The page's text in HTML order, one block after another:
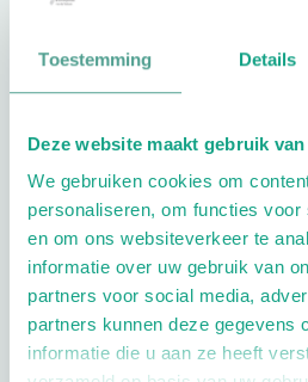
Toestemming Details
Deze website maakt gebruik
We gebruiken cookies om
personaliseren, om functies voor
en om ons websiteverkeer te
informatie over uw gebruik van
partners voor social media,
partners kunnen deze gegevens
informatie die u aan ze heeft
Aandachtsgebieden
Diabetes Reuma
Geriatrie
Extra opties